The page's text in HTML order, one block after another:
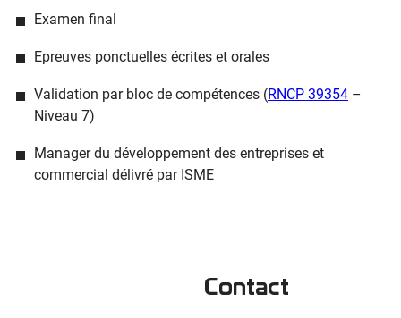
Examen final
Epreuves ponctuelles écrites et orales
Validation par bloc de compétences (RNCP 39354 –
Niveau 7)
Manager du développement des entreprises et
commercial délivré par ISME
Contact